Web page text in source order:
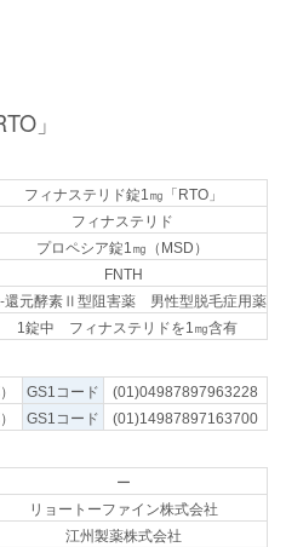
」
フィナステリド錠1㎎「RTO」
フィナステリド
プロペシア錠1㎎（MSD）
FNTH
元酵素Ⅱ型阻害薬 男性型脱毛症用薬
1錠中 フィナステリドを1㎎含有
GS1コード
(01)04987897963228
GS1コード (01)14987897163700
ー
リョートーファイン株式会社
江州製薬株式会社